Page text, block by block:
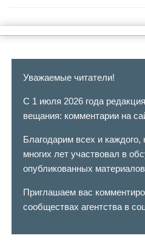
Уважаемые читатели!
С 1 июля 2026 года
вещания: комментарии на
Благодарим всех и каждого,
многих лет участвовал в
опубликованных
Приглашаем вас
сообществах агентства в